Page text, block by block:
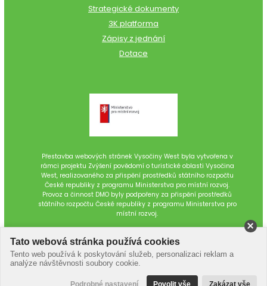
Strategické dokumenty
3K platforma
Zápisy z jednání
Dotace
Přestavba webových stránek Vysočiny West byla vytvořena v
rámci projektu Zvýšení povědomí o turistické oblasti Vysočina
West, realizovaného za přispění prostředků státního rozpočtu
České republiky z programu Ministerstva pro místní rozvoj.
Provoz a činnost DMO byly podpořeny za přispění prostředků
státního rozpočtu České republiky z programu Ministerstva pro
místní rozvoj.
Tato webová stránka používá cookies
Tento web používá k poskytování služeb, personalizaci reklam a
analýze návštěvnosti soubory cookie.
Podrobné nastavení Povolit vše Zakázat vše